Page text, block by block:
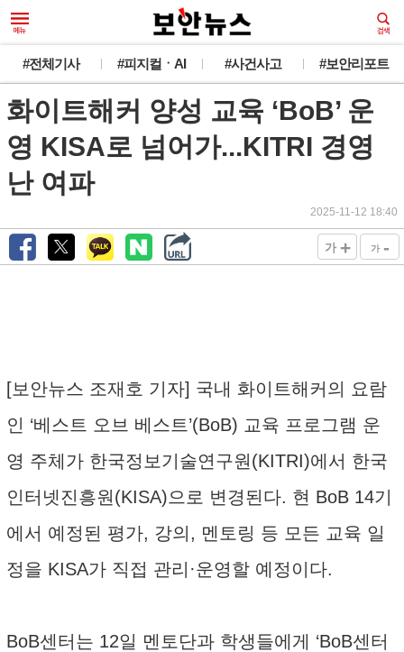
#전체기사 #피지컬ㆍAI #사건사고 #보안리포트
화이트해커 양성 교육 ‘BoB’ 운
영 KISA로 넘어가...KITRI 경영
난 여파
2025-11-12 18:40
가 + 가 -
[보안뉴스 조재호 기자] 국내 화이트해커의 요람
인 ‘베스트 오브 베스트’(BoB) 교육 프로그램 운
영 주체가 한국정보기술연구원(KITRI)에서 한국
인터넷진흥원(KISA)으로 변경된다. 현 BoB 14기
에서 예정된 평가, 강의, 멘토링 등 모든 교육 일
정을 KISA가 직접 관리·운영할 예정이다.
BoB센터는 12일 멘토단과 학생들에게 ‘BoB센터